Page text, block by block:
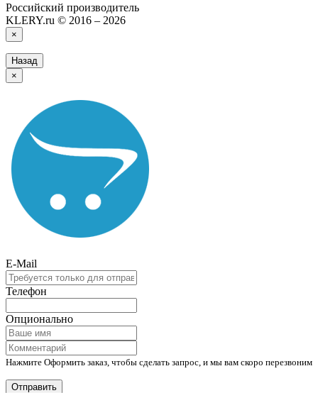
Российский производитель
KLERY.ru © 2016 – 2026
×
Назад
×
E-Mail
Телефон
Опционально
Нажмите Оформить заказ, чтобы сделать запрос, и мы вам скоро перезвоним
Отправить